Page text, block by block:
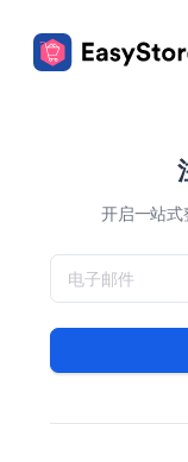
开启一站式